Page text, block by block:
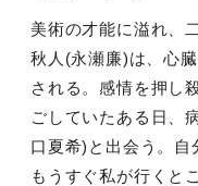
美術の才能に溢れ、
秋人 (永瀬廉)は、心
される。感情を押し
ごしていたある日、
口夏希) と出会う。自
もうすぐ私が行くと